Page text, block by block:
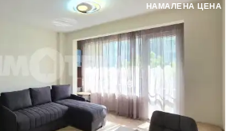
Вход като гост
или използвай профил
Вход с Google
Вход с Facebook
НАМАЛЕНА ЦЕНА